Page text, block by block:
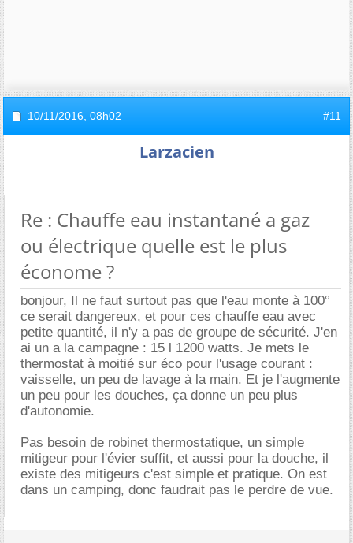
10/11/2016, 08h02 #11
Larzacien
Re : Chauffe eau instantané a gaz
ou électrique quelle est le plus
économe ?
bonjour, Il ne faut surtout pas que l'eau monte à 100°
ce serait dangereux, et pour ces chauffe eau avec
petite quantité, il n'y a pas de groupe de sécurité. J'en
ai un a la campagne : 15 l 1200 watts. Je mets le
thermostat à moitié sur éco pour l'usage courant :
vaisselle, un peu de lavage à la main. Et je l'augmente
un peu pour les douches, ça donne un peu plus
d'autonomie.
Pas besoin de robinet thermostatique, un simple
mitigeur pour l'évier suffit, et aussi pour la douche, il
existe des mitigeurs c'est simple et pratique. On est
dans un camping, donc faudrait pas le perdre de vue.